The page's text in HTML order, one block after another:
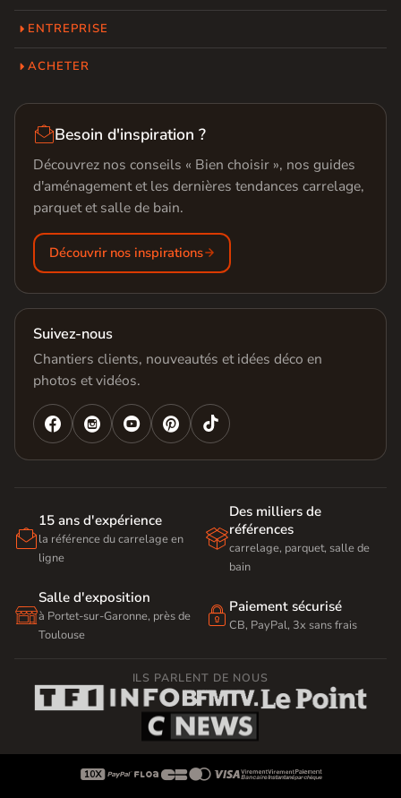
ENTREPRISE
ACHETER
Besoin d'inspiration ?
Découvrez nos conseils « Bien choisir », nos guides
d'aménagement et les dernières tendances carrelage,
parquet et salle de bain.
Découvrir nos inspirations
Suivez-nous
Chantiers clients, nouveautés et idées déco en
photos et vidéos.
   

15 ans d'expérience
la référence du carrelage en
ligne

Des milliers de
références
carrelage, parquet, salle de
bain

Salle d'exposition
à Portet-sur-Garonne, près de
Toulouse
 Paiement sécurisé
CB, PayPal, 3x sans frais
ILS PARLENT DE NOUS
